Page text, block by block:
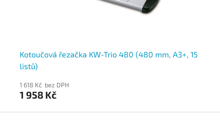
Kotoučová řezačka KW-Trio 480 (480 mm, A3+, 15
listů)
1 618 Kč bez DPH
1 958 Kč